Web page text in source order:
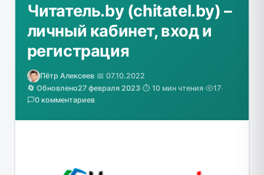
Читатель.by (chitatel.by) –
личный кабинет, вход и
регистрация
Пётр Алексеев·📅 07.10.2022
🔄 Обновлено27 февраля 2023·⏱️ 10 мин чтения· 17·
0 комментариев